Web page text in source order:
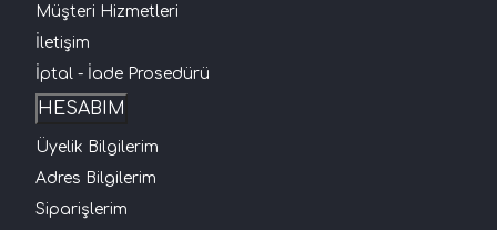
Müşteri Hizmetleri
İletişim
İptal - İade Prosedürü
HESABIM
Üyelik Bilgilerim
Adres Bilgilerim
Siparişlerim